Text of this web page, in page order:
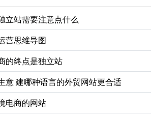
立站需要注意点什么
营思维导图
的终点是独立站
意 建哪种语言的外贸网站更合适
电商的网站